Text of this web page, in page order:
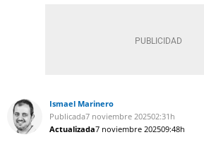
Ismael Marinero
Publicada7 noviembre 202502:31h
Actualizada7 noviembre 202509:48h